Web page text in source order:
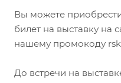
Вы можете
билет на выставку на
нашему промокоду
До встречи на